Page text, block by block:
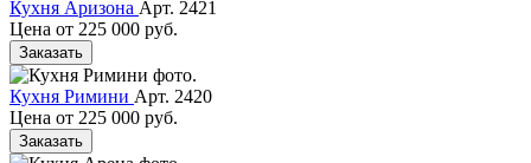
Кухня Аризона Арт. 2421
Цена от 225 000 руб.
Заказать
Кухня Римини Арт. 2420
Цена от 225 000 руб.
Заказать